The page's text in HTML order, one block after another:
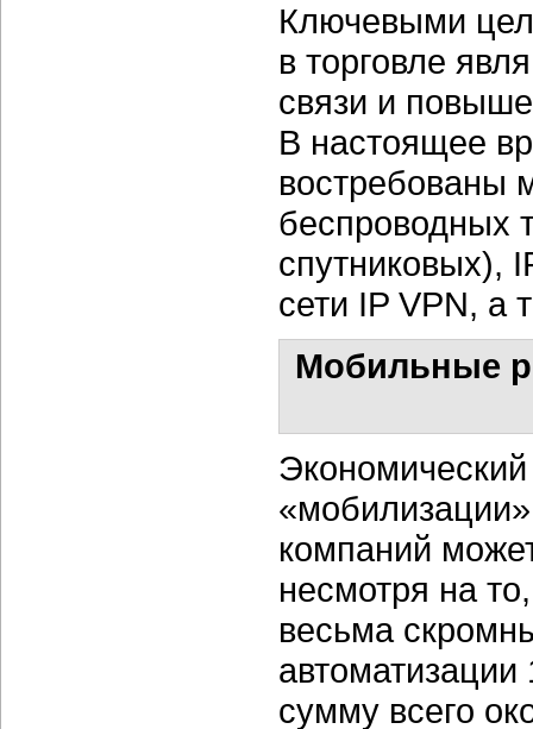
Ключевыми
в торговле
связи и
В настоящее
востребованы
беспроводных
спутниковых),
сети IP VPN, а
Мобильные
компаний
несмотря на
весьма
автоматизации
сумму всего